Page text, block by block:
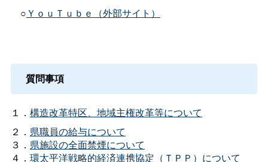
○ＹｏｕＴｕｂｅ（外部サイト）
質問事項
１． 構造改革特区、地域主権改革等について
２． 県職員の給与について
３． 県施設の全面禁煙について
４． 環太平洋戦略的経済連携協定（ＴＰＰ）について